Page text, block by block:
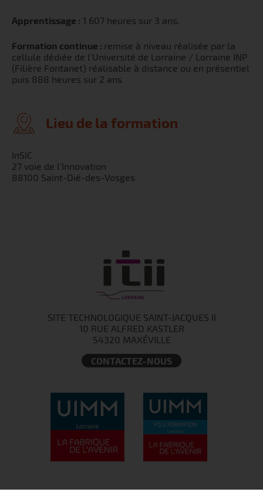
Apprentissage : 1 607 heures sur 3 ans.
Formation continue : remise à niveau réalisée par la
cellule dédiée de l'Université de Lorraine / Lorraine INP
(Filière Fontanet) réalisable à distance ou en présentiel
puis 888 heures sur 2 ans
Lieu de la formation
InSIC
27 voie de l'Innovation
88100 Saint-Dié-des-Vosges
SITE TECHNOLOGIQUE SAINT-JACQUES II
10 RUE ALFRED KASTLER
54320 MAXÉVILLE
CONTACTEZ-NOUS